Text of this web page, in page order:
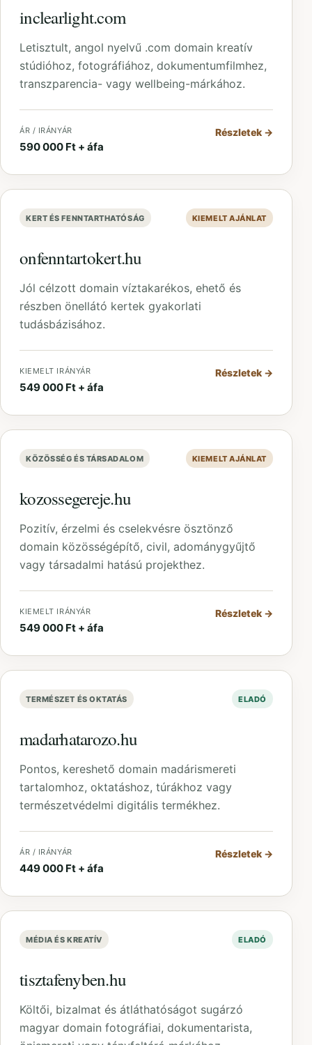
inclearlight.com
Letisztult, angol nyelvű .com domain kreatív
stúdióhoz, fotográfiához, dokumentumfilmhez,
transzparencia- vagy wellbeing-márkához.
ÁR / IRÁNYÁR
590 000 Ft + áfa
Részletek →
KERT ÉS FENNTARTHATÓSÁG KIEMELT AJÁNLAT
onfenntartokert.hu
Jól célzott domain víztakarékos, ehető és
részben önellátó kertek gyakorlati
tudásbázisához.
KIEMELT IRÁNYÁR
549 000 Ft + áfa
Részletek →
KÖZÖSSÉG ÉS TÁRSADALOM KIEMELT AJÁNLAT
kozossegereje.hu
Pozitív, érzelmi és cselekvésre ösztönző
domain közösségépítő, civil, adománygyűjtő
vagy társadalmi hatású projekthez.
KIEMELT IRÁNYÁR
549 000 Ft + áfa
Részletek →
TERMÉSZET ÉS OKTATÁS ELADÓ
madarhatarozo.hu
Pontos, kereshető domain madárismereti
tartalomhoz, oktatáshoz, túrákhoz vagy
természetvédelmi digitális termékhez.
ÁR / IRÁNYÁR
449 000 Ft + áfa
Részletek →
MÉDIA ÉS KREATÍV ELADÓ
tisztafenyben.hu
Költői, bizalmat és átláthatóságot sugárzó
magyar domain fotográfiai, dokumentarista,